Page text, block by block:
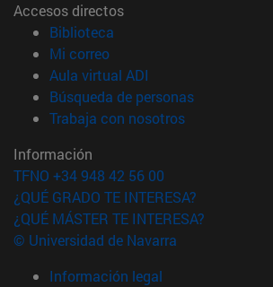
Accesos directos
Biblioteca
Mi correo(abre en nueva ventana)
Aula virtual ADI
Búsqueda de personas(abre en
Trabaja con nosotros(abre en
Información
TFNO +34 948 42 56 00
¿QUÉ GRADO TE INTERESA?
¿QUÉ MÁSTER TE INTERESA?
© Universidad de Navarra
Información legal